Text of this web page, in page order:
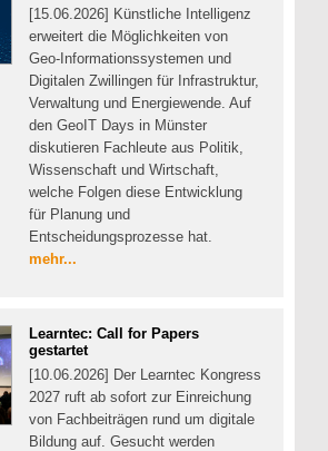
[15.06.2026] Künstliche Intelligenz
erweitert die Möglichkeiten von
Geo-Informationssystemen und
Digitalen Zwillingen für Infrastruktur,
Verwaltung und Energiewende. Auf
den GeoIT Days in Münster
diskutieren Fachleute aus Politik,
Wissenschaft und Wirtschaft,
welche Folgen diese Entwicklung
für Planung und
Entscheidungsprozesse hat.
mehr...
Learntec: Call for Papers
gestartet
[10.06.2026] Der Learntec Kongress
2027 ruft ab sofort zur Einreichung
von Fachbeiträgen rund um digitale
Bildung auf. Gesucht werden